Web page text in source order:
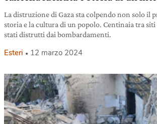
La distruzione di Gaza sta colpendo non solo il
storia e la cultura di un popolo. Centinaia tra
stati distrutti dai bombardamenti.
Esteri 12 marzo 2024